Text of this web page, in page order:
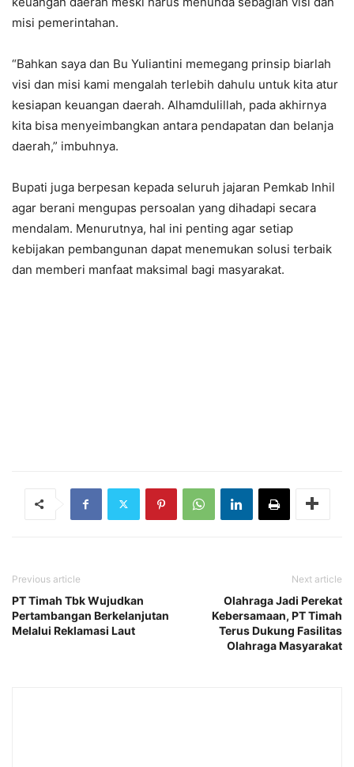
misi pemerintahan.
“Bahkan saya dan Bu Yuliantini memegang prinsip biarlah
visi dan misi kami mengalah terlebih dahulu untuk kita atur
kesiapan keuangan daerah. Alhamdulillah, pada akhirnya
kita bisa menyeimbangkan antara pendapatan dan belanja
daerah,” imbuhnya.
Bupati juga berpesan kepada seluruh jajaran Pemkab Inhil
agar berani mengupas persoalan yang dihadapi secara
mendalam. Menurutnya, hal ini penting agar setiap
kebijakan pembangunan dapat menemukan solusi terbaik
dan memberi manfaat maksimal bagi masyarakat.
Previous article
PT Timah Tbk Wujudkan
Pertambangan Berkelanjutan
Melalui Reklamasi Laut
Next article
Olahraga Jadi Perekat
Kebersamaan, PT Timah
Terus Dukung Fasilitas
Olahraga Masyarakat